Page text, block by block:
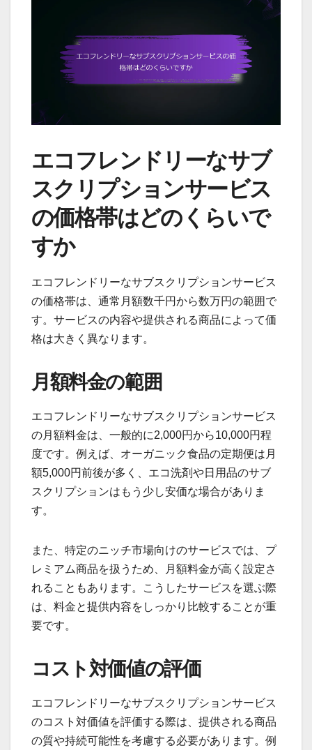
エコフレンドリーなサブ
スクリプションサービス
の価格帯はどのくらいで
すか
エコフレンドリーなサブスクリプションサービス
の価格帯は、通常月額数千円から数万円の範囲で
す。サービスの内容や提供される商品によって価
格は大きく異なります。
月額料金の範囲
エコフレンドリーなサブスクリプションサービス
の月額料金は、一般的に2,000円から10,000円程
度です。例えば、オーガニック食品の定期便は月
額5,000円前後が多く、エコ洗剤や日用品のサブ
スクリプションはもう少し安価な場合がありま
す。
また、特定のニッチ市場向けのサービスでは、プ
レミアム商品を扱うため、月額料金が高く設定さ
れることもあります。こうしたサービスを選ぶ際
は、料金と提供内容をしっかり比較することが重
要です。
コスト対価値の評価
エコフレンドリーなサブスクリプションサービス
のコスト対価値を評価する際は、提供される商品
の質や持続可能性を考慮する必要があります。例